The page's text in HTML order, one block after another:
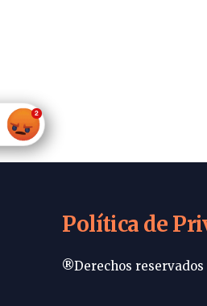
Política de
®Derechos reservados